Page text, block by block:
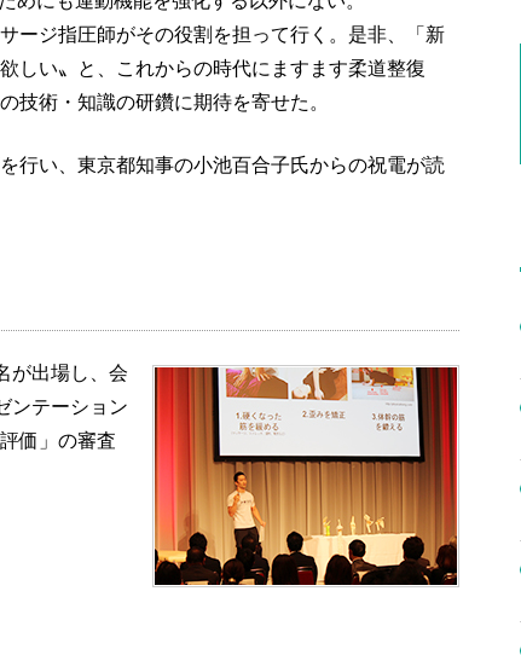
ージ指圧師がその役割を担って行く。是非、「新
しい〟と、これからの時代にますます柔道整復
技術・知識の研鑽に期待を寄せた。
行い、東京都知事の小池百合子氏からの祝電が読
が出場し、会
ンテーション
価」の審査